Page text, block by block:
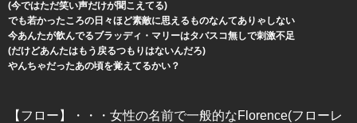
(今ではただ笑い声だけが聞こえてる)
でも若かったころの日々ほど素敵に思えるものなんてありゃしない
今あんたが飲んでるブラッディ・マリーはタバスコ無しで刺激不足
(だけどあんたはもう戻るつもりはないんだろ)
やんちゃだったあの頃を覚えてるかい？
【フロー】・・・女性の名前で一般的なFlorence(フローレ